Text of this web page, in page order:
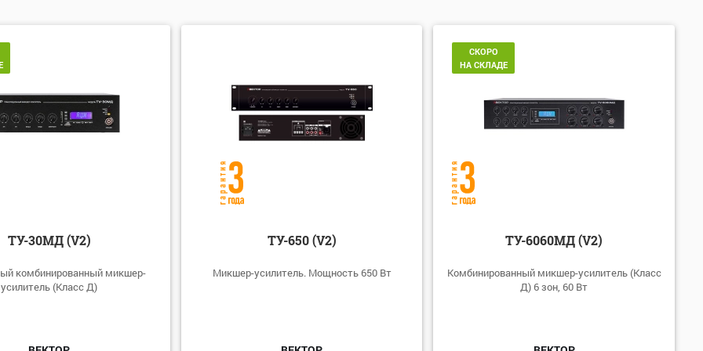
А-Я
Я-А
убыванию
возрастанию
ТУ-30МД (V2)
комбинированный микшер-
усилитель (Класс Д)
ТУ-650 (V2)
Микшер-усилитель. Мощность 650 Вт
СКОРО
НА СКЛАДЕ
ТУ-6060МД (V2)
Комбинированный микшер-усилитель (Класс
Д) 6 зон, 60 Вт